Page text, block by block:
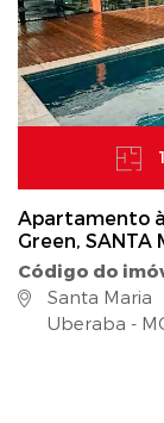
Apartamento
Green, SANTA
Código do
Santa Maria
Uberaba -